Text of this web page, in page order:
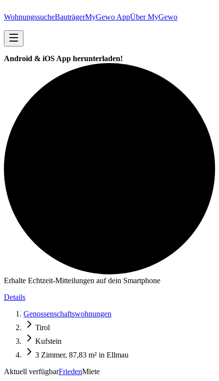
WohnungssucheBauträgerMyGewo AppÜber MyGewo
Android & iOS App herunterladen!
Erhalte Echtzeit-Mitteilungen auf dein Smartphone
Details
Genossenschaftswohnungen
Tirol
Kufstein
3 Zimmer, 87,83 m² in Ellmau
Aktuell verfügbarFriedenMiete